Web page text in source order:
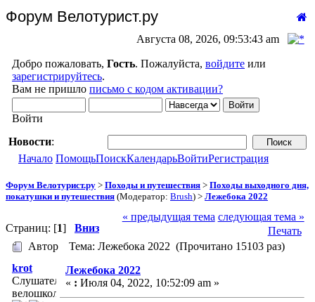
Форум Велотурист.ру
Августа 08, 2026, 09:53:43 am
Добро пожаловать, Гость. Пожалуйста, войдите или
зарегистрируйтесь.
Вам не пришло письмо с кодом активации?
Войти
Новости:
Начало ПомощьПоискКалендарьВойтиРегистрация
Форум Велотурист.ру > Походы и путешествия > Походы выходного дня,
покатушки и путешествия (Модератор: Brush) > Лежебока 2022
Страниц: [1] Вниз
« предыдущая тема следующая тема »
Печать
Автор
Тема: Лежебока 2022 (Прочитано 15103 раз)
krot
Слушатель
велошколы
Лежебока 2022
« : Июля 04, 2022, 10:52:09 am »